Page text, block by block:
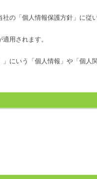
の「個人情報保護方針」に
用されます。
にいう「個人情報」や「個人